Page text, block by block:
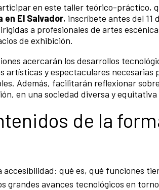
en este taller teórico-práctico,
en El Salvador, inscríbete antes del 11
a profesionales de artes
de exhibición.
acercarán los desarrollos
artísticas y espectaculares
Además, facilitarán reflexionar
en una sociedad diversa y
de la
accesibilidad: qué es, qué funciones
grandes avances tecnológicos en